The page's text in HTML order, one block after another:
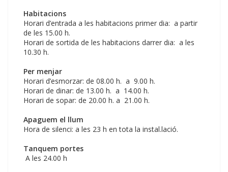
Habitacions
Horari d’entrada a les habitacions primer dia: a partir
de les 15.00 h.
Horari de sortida de les habitacions darrer dia: a les
10.30 h.
Per menjar
Horari d’esmorzar: de 08.00 h. a 9.00 h.
Horari de dinar: de 13.00 h. a 14.00 h.
Horari de sopar: de 20.00 h. a 21.00 h.
Apaguem el llum
Hora de silenci: a les 23 h en tota la instal.lació.
Tanquem portes
A les 24.00 h